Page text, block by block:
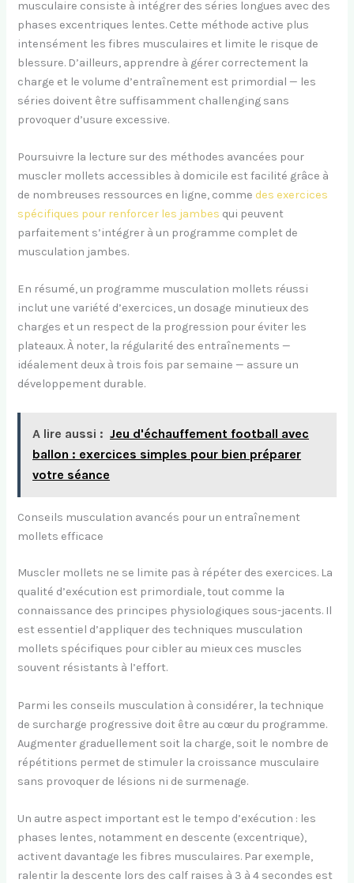
musculaire consiste à intégrer des séries longues avec des
phases excentriques lentes. Cette méthode active plus
intensément les fibres musculaires et limite le risque de
blessure. D’ailleurs, apprendre à gérer correctement la
charge et le volume d’entraînement est primordial — les
séries doivent être suffisamment challenging sans
provoquer d’usure excessive.
Poursuivre la lecture sur des méthodes avancées pour
muscler mollets accessibles à domicile est facilité grâce à
de nombreuses ressources en ligne, commedes exercices
spécifiques pour renforcer les jambes qui peuvent
parfaitement s’intégrer à un programme complet de
musculation jambes.
En résumé, un programme musculation mollets réussi
inclut une variété d’exercices, un dosage minutieux des
charges et un respect de la progression pour éviter les
plateaux. À noter, la régularité des entraînements —
idéalement deux à trois fois par semaine — assure un
développement durable.
A lire aussi : Jeu d'échauffement football avec
ballon : exercices simples pour bien préparer
votre séance
Conseils musculation avancés pour un entraînement
mollets efficace
Muscler mollets ne se limite pas à répéter des exercices. La
qualité d’exécution est primordiale, tout comme la
connaissance des principes physiologiques sous-jacents. Il
est essentiel d’appliquer des techniques musculation
mollets spécifiques pour cibler au mieux ces muscles
souvent résistants à l’effort.
Parmi les conseils musculation à considérer, la technique
de surcharge progressive doit être au cœur du programme.
Augmenter graduellement soit la charge, soit le nombre de
répétitions permet de stimuler la croissance musculaire
sans provoquer de lésions ni de surmenage.
Un autre aspect important est le tempo d’exécution : les
phases lentes, notamment en descente (excentrique),
activent davantage les fibres musculaires. Par exemple,
ralentir la descente lors des calf raises à 3 à 4 secondes est